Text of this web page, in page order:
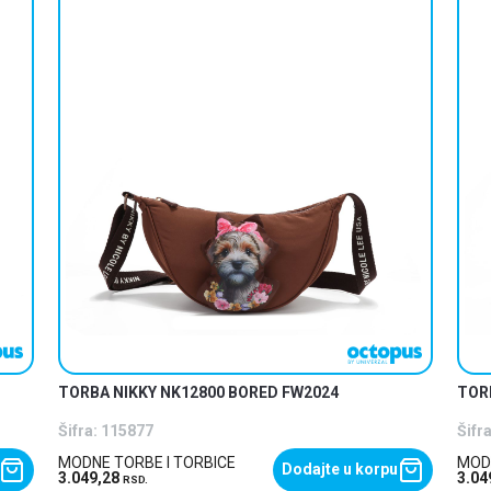
TORBA NIKKY NK12800 BORED FW2024
Šifra: 115877
MODNE TORBE I TORBICE
3.049,28 RSD.
Dodajte u korpu